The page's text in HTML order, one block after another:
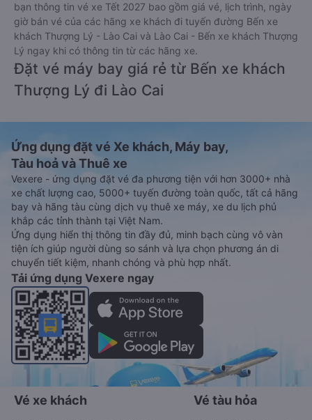
bạn thông tin vé xe Tết 2027 bao gồm giá vé, lịch trình, ngày
giờ bán vé của các hãng xe khách đi tuyến đường Bến xe
khách Thượng Lý - Lào Cai và Lào Cai - Bến xe khách Thượng
Lý ngay khi có thông tin từ các hãng xe.
Đặt vé máy bay giá rẻ từ Bến xe khách
Thượng Lý đi Lào Cai
Ứng dụng đặt vé Xe khách, Máy bay,
Tàu hoả và Thuê xe
Vexere - ứng dụng đặt vé đa phương tiện với hơn 3000+ nhà
xe chất lượng cao, 5000+ tuyến đường toàn quốc, tất cả hãng
bay và hãng tàu cùng dịch vụ thuê xe máy, xe du lịch phủ
khắp các tỉnh thành tại Việt Nam.
Ứng dụng hiển thị thông tin đầy đủ, minh bạch cùng vô vàn
tiện ích giúp người dùng so sánh và lựa chọn phương án di
chuyển tiết kiệm, nhanh chóng và phù hợp nhất.
Tải ứng dụng Vexere ngay
Vé xe khách Vé tàu hỏa